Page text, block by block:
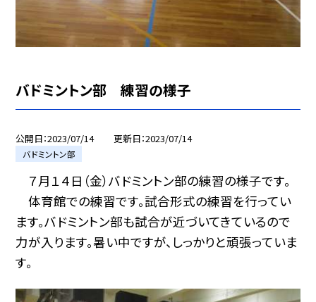
バドミントン部 練習の様子
公開日 2023/07/14 更新日 2023/07/14
バドミントン部
７月１４日（金）バドミントン部の練習の様子です。
体育館での練習です。試合形式の練習を行ってい
ます。バドミントン部も試合が近づいてきているので
力が入ります。暑い中ですが、しっかりと頑張っていま
す。